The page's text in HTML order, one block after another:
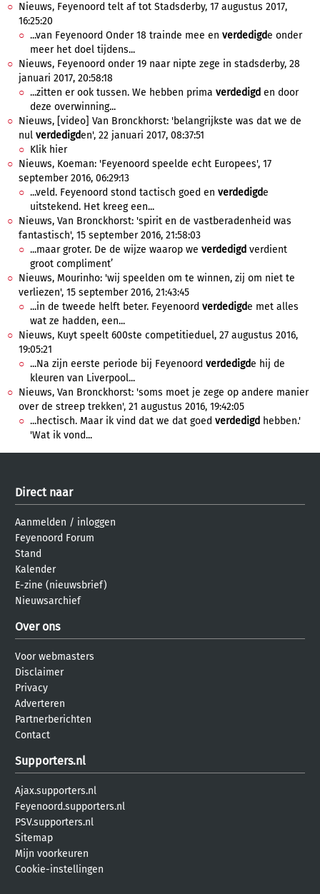
Nieuws, Feyenoord telt af tot Stadsderby, 17 augustus 2017,
16:25:20
...van Feyenoord Onder 18 trainde mee en verdedigde onder
meer het doel tijdens...
Nieuws, Feyenoord onder 19 naar nipte zege in stadsderby, 28
januari 2017, 20:58:18
...zitten er ook tussen. We hebben prima verdedigd en door
deze overwinning...
Nieuws, [video] Van Bronckhorst: 'belangrijkste was dat we de
nul verdedigden', 22 januari 2017, 08:37:51
Klik hier
Nieuws, Koeman: 'Feyenoord speelde echt Europees', 17
september 2016, 06:29:13
...veld. Feyenoord stond tactisch goed en verdedigde
uitstekend. Het kreeg een...
Nieuws, Van Bronckhorst: 'spirit en de vastberadenheid was
fantastisch', 15 september 2016, 21:58:03
...maar groter. De de wijze waarop we verdedigd verdient
groot compliment’
Nieuws, Mourinho: 'wij speelden om te winnen, zij om niet te
verliezen', 15 september 2016, 21:43:45
...in de tweede helft beter. Feyenoord verdedigde met alles
wat ze hadden, een...
Nieuws, Kuyt speelt 600ste competitieduel, 27 augustus 2016,
19:05:21
...Na zijn eerste periode bij Feyenoord verdedigde hij de
kleuren van Liverpool...
Nieuws, Van Bronckhorst: 'soms moet je zege op andere manier
over de streep trekken', 21 augustus 2016, 19:42:05
...hectisch. Maar ik vind dat we dat goed verdedigd hebben.'
'Wat ik vond...
Direct naar
Aanmelden / inloggen
Feyenoord Forum
Stand
Kalender
E-zine (nieuwsbrief)
Nieuwsarchief
Over ons
Voor webmasters
Disclaimer
Privacy
Adverteren
Partnerberichten
Contact
Supporters.nl
Ajax.supporters.nl
Feyenoord.supporters.nl
PSV.supporters.nl
Sitemap
Mijn voorkeuren
Cookie-instellingen